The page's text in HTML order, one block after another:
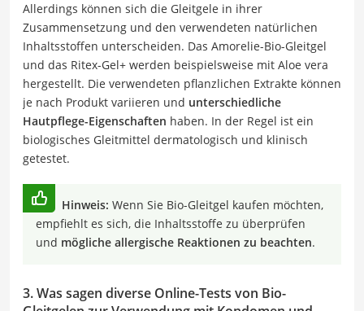
Allerdings können sich die Gleitgele in ihrer
Zusammensetzung und den verwendeten natürlichen
Inhaltsstoffen unterscheiden. Das Amorelie-Bio-Gleitgel
und das Ritex-Gel+ werden beispielsweise mit Aloe vera
hergestellt. Die verwendeten pflanzlichen Extrakte können
je nach Produkt variieren und unterschiedliche
Hautpflege-Eigenschaften haben. In der Regel ist ein
biologisches Gleitmittel dermatologisch und klinisch
getestet.
Hinweis: Wenn Sie Bio-Gleitgel kaufen möchten,
empfiehlt es sich, die Inhaltsstoffe zu überprüfen
und mögliche allergische Reaktionen zu beachten.
3. Was sagen diverse Online-Tests von Bio-